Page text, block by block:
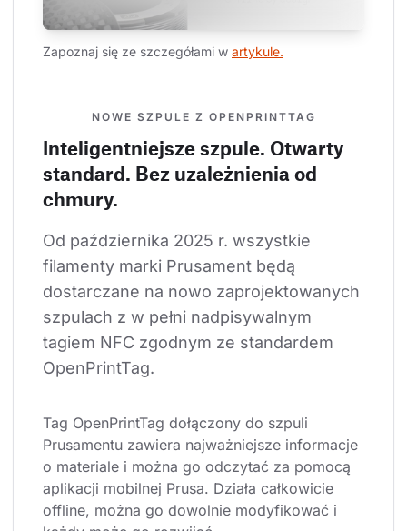
Zapoznaj się ze szczegółami w artykule.
NOWE SZPULE Z OPENPRINTTAG
Inteligentniejsze szpule. Otwarty
standard. Bez uzależnienia od
chmury.
Od października 2025 r. wszystkie
filamenty marki Prusament będą
dostarczane na nowo zaprojektowanych
szpulach z w pełni nadpisywalnym
tagiem NFC zgodnym ze standardem
OpenPrintTag.
Tag OpenPrintTag dołączony do szpuli
Prusamentu zawiera najważniejsze informacje
o materiale i można go odczytać za pomocą
aplikacji mobilnej Prusa. Działa całkowicie
offline, można go dowolnie modyfikować i